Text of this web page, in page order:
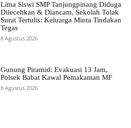
Lima Siswi SMP Tanjungpinang Diduga
Dilecehkan & Diancam, Sekolah Tolak
Surat Tertulis: Keluarga Minta Tindakan
Tegas
8 Agustus 2026
Gunung Piramid: Evakuasi 13 Jam,
Polsek Babat Kawal Pemakaman MF
8 Agustus 2026